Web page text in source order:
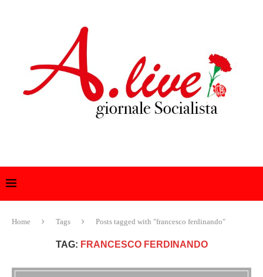
Home Tags Posts tagged with "francesco ferdinando"
TAG: FRANCESCO FERDINANDO